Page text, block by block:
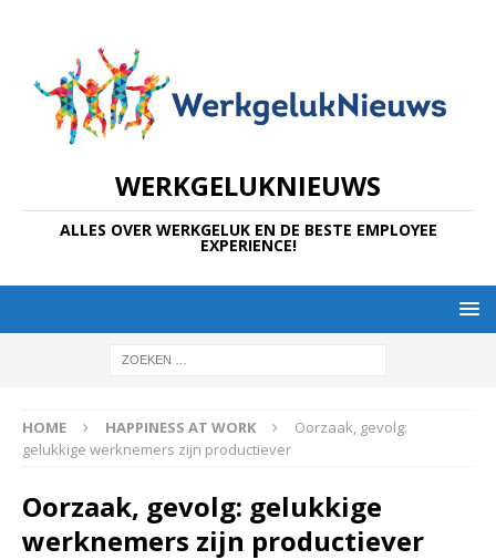
WERKGELUKNIEUWS
ALLES OVER WERKGELUK EN DE BESTE EMPLOYEE
EXPERIENCE!
HOME HAPPINESS AT WORK
Oorzaak, gevolg:
gelukkige werknemers zijn productiever
Oorzaak, gevolg: gelukkige
werknemers zijn productiever